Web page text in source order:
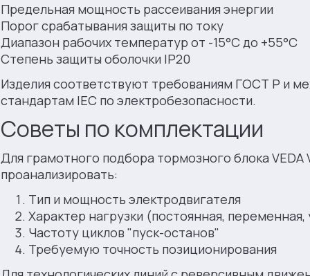
Предельная мощность рассеивания энергии
Порог срабатывания защиты по току
Диапазон рабочих температур от -15°С до +55°С
Степень защиты оболочки IP20
Изделия соответствуют требованиям ГОСТ Р и
стандартам IEC по электробезопасности.
Советы по комплектации
Для грамотного подбора тормозного блока VEDA
проанализировать:
Тип и мощность электродвигателя
Характер нагрузки (постоянная, переменная,
Частоту циклов "пуск-останов"
Требуемую точность позиционирования